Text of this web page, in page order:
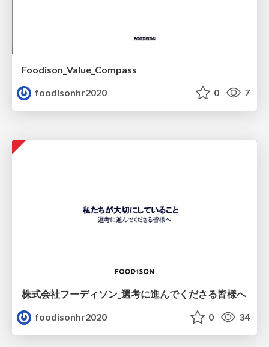
Foodison_Value_Compass
foodisonhr2020
0 7
株式会社フーディソン_選考に進んでくださる皆様へ
foodisonhr2020
0 34